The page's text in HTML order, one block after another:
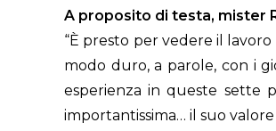
A proposito di testa, mister
“È presto per vedere il
modo duro, a parole, con i
esperienza in queste sette
importantissima… il suo